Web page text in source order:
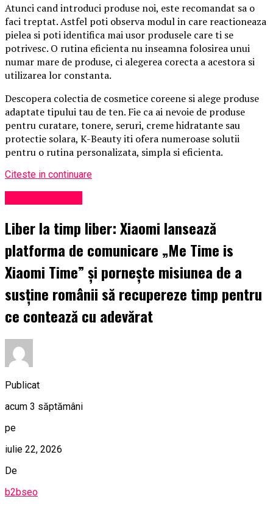
Atunci cand introduci produse noi, este recomandat sa o
faci treptat. Astfel poti observa modul in care reactioneaza
pielea si poti identifica mai usor produsele care ti se
potrivesc. O rutina eficienta nu inseamna folosirea unui
numar mare de produse, ci alegerea corecta a acestora si
utilizarea lor constanta.
Descopera colectia de cosmetice coreene si alege produse
adaptate tipului tau de ten. Fie ca ai nevoie de produse
pentru curatare, tonere, seruri, creme hidratante sau
protectie solara, K-Beauty iti ofera numeroase solutii
pentru o rutina personalizata, simpla si eficienta.
Citeste in continuare
Liber la timp liber: Xiaomi lansează
platforma de comunicare „Me Time is
Xiaomi Time” și pornește misiunea de a
susține românii să recupereze timp pentru
ce contează cu adevărat
Publicat
acum 3 săptămâni
pe
iulie 22, 2026
De
b2bseo